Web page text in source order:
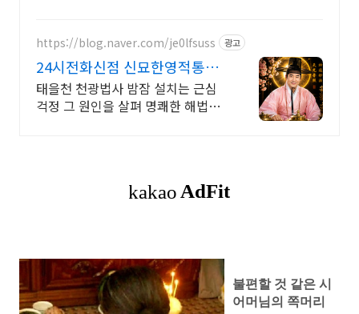
https://blog.naver.com/je0lfsuss 광고
24시전화신점 신묘한영적통찰
태을천천광법사 남다른영적능
력
태을천 천광법사 밤잠 설치는 근심
걱정 그 원인을 살펴 명쾌한 해법을
불편할 것 같은 시
어머님의 쪽머리